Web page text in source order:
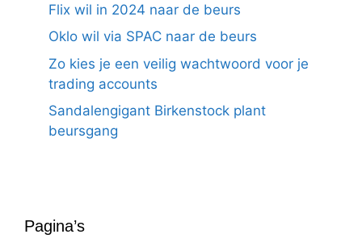
Flix wil in 2024 naar de beurs
Oklo wil via SPAC naar de beurs
Zo kies je een veilig wachtwoord voor je
trading accounts
Sandalengigant Birkenstock plant
beursgang
Pagina’s